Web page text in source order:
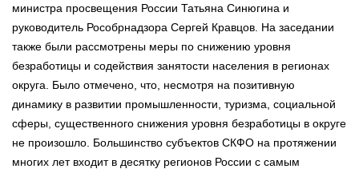
министра просвещения России Татьяна Синюгина и
руководитель Рособрнадзора Сергей Кравцов. На заседании
также были рассмотрены меры по снижению уровня
безработицы и содействия занятости населения в регионах
округа. Было отмечено, что, несмотря на позитивную
динамику в развитии промышленности, туризма, социальной
сферы, существенного снижения уровня безработицы в округе
не произошло. Большинство субъектов СКФО на протяжении
многих лет входит в десятку регионов России с самым